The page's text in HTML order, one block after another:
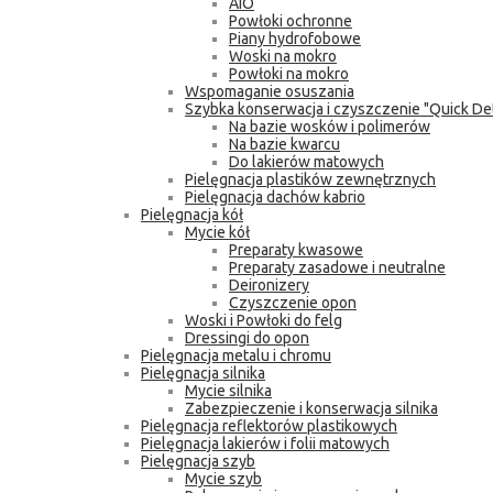
Powłoki ochronne
Piany hydrofobowe
Woski na mokro
Powłoki na mokro
Wspomaganie osuszania
Szybka konserwacja i czyszczenie "Quick
Na bazie wosków i polimerów
Na bazie kwarcu
Do lakierów matowych
Pielęgnacja plastików zewnętrznych
Pielęgnacja dachów kabrio
Pielęgnacja kół
Mycie kół
Preparaty kwasowe
Preparaty zasadowe i neutralne
Deironizery
Czyszczenie opon
Woski i Powłoki do felg
Dressingi do opon
Pielęgnacja metalu i chromu
Pielęgnacja silnika
Mycie silnika
Zabezpieczenie i konserwacja silnika
Pielęgnacja reflektorów plastikowych
Pielęgnacja lakierów i folii matowych
Pielęgnacja szyb
Mycie szyb